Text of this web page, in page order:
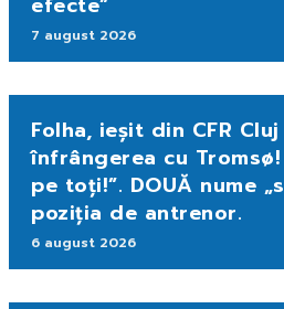
7 august 2026
Folha, ieșit din CFR
înfrângerea cu
pe toți!”. DOUĂ nume
poziția de antrenor.
6 august 2026